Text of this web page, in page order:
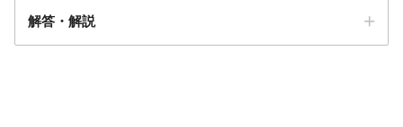
解答・解説